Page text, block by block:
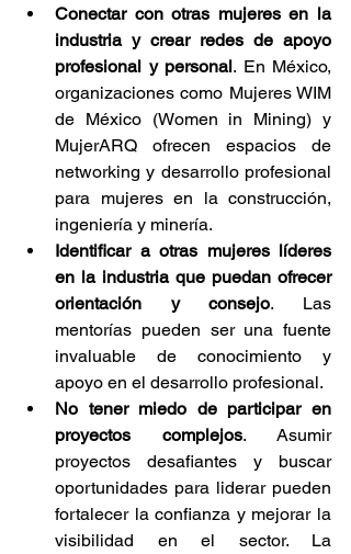
Conectar con otras mujeres en la
industria y crear redes de apoyo
profesional y personal. En México,
organizaciones como Mujeres WIM
de México (Women in Mining) y
MujerARQ ofrecen espacios de
networking y desarrollo profesional
para mujeres en la construcción,
ingeniería y minería.
Identificar a otras mujeres líderes
en la industria que puedan ofrecer
orientación y consejo. Las
mentorías pueden ser una fuente
invaluable de conocimiento y
apoyo en el desarrollo profesional.
No tener miedo de participar en
proyectos complejos. Asumir
proyectos desafiantes y buscar
oportunidades para liderar pueden
fortalecer la confianza y mejorar la
visibilidad en el sector. La